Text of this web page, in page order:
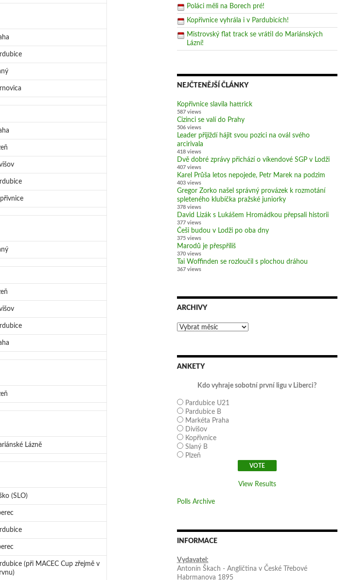
Lázně
(SLO)
(při MACEC Cup zřejmě v
Poláci měli na Borech pré!
Kopřivnice vyhrála i v Pardubicích!
Mistrovský flat track se vrátil do Mariánských
Lázní!
NEJČTENĚJŠÍ ČLÁNKY
Kopřivnice slavila hattrick
587 views
Cizinci se valí do Prahy
506 views
Leader přijíždí hájit svou pozici na ovál svého
arcirivala
418 views
Dvě dobré zprávy přichází o víkendové SGP v Lodži
407 views
Karel Průša letos nepojede, Petr Marek na podzim
403 views
Gregor Zorko našel správný provázek k rozmotání
spleteného klubíčka pražské juniorky
378 views
David Lizák s Lukášem Hromádkou přepsali historii
377 views
Češi budou v Lodži po oba dny
375 views
Marodů je přespříliš
370 views
Tai Woffinden se rozloučil s plochou dráhou
367 views
ARCHIVY
Archivy
ANKETY
Kdo vyhraje sobotní první ligu v Liberci?
Pardubice U21
Pardubice B
Markéta Praha
Divišov
Kopřivnice
Slaný B
Plzeň
View Results
Polls Archive
INFORMACE
Vydavatel:
Antonín Škach - Angličtina v České Třebové
Habrmanova 1895